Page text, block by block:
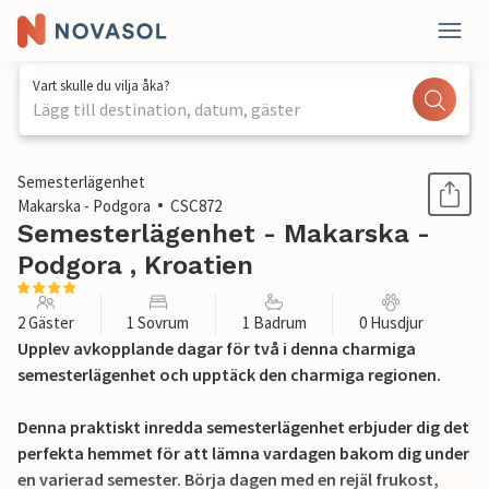
Vart skulle du vilja åka?
Lägg till destination, datum, gäster
1 / 17
Semesterlägenhet
Makarska - Podgora
CSC872
Semesterlägenhet - Makarska -
Podgora , Kroatien
2 Gäster 1 Sovrum 1 Badrum 0 Husdjur
Upplev avkopplande dagar för två i denna charmiga
semesterlägenhet och upptäck den charmiga regionen.
Denna praktiskt inredda semesterlägenhet erbjuder dig det
perfekta hemmet för att lämna vardagen bakom dig under
en varierad semester. Börja dagen med en rejäl frukost,